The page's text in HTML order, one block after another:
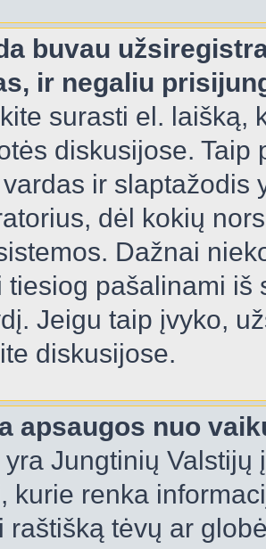
buvau
ir negaliu
surasti el. laišką,
diskusijose.
ir slaptažodis
dėl kokių
Dažnai
tiesiog pašalinami iš
Jeigu taip įvyko,
diskusijose.
apsaugos nuo
yra Jungtinių
kurie renka
raštišką tėvų ar